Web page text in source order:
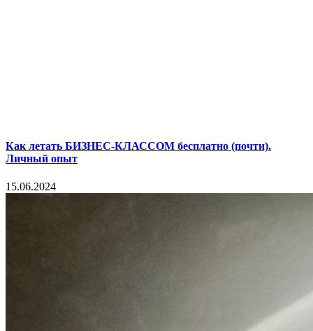
Как летать БИЗНЕС-КЛАССОМ бесплатно (почти).
Личный опыт
15.06.2024